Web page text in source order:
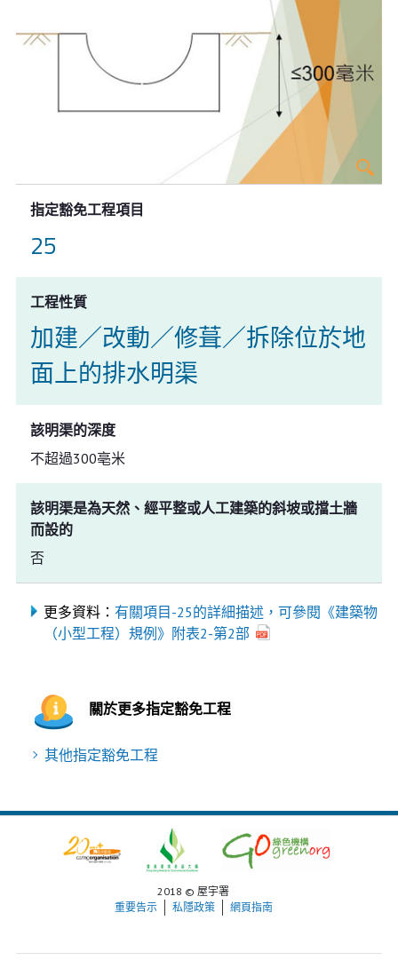
指定豁免工程項目
25
工程性質
加建／改動／修葺／拆除位於地
面上的排水明渠
該明渠的深度
不超過300亳米
該明渠是為天然、經平整或人工建築的斜坡或擋土牆
而設的
否
更多資料： 有關項目-25的詳細描述，可參閱《建築物
（小型工程）規例》附表2-第2部
關於更多指定豁免工程
其他指定豁免工程
2018 © 屋宇署
重要告示
私隱政策 網頁指南